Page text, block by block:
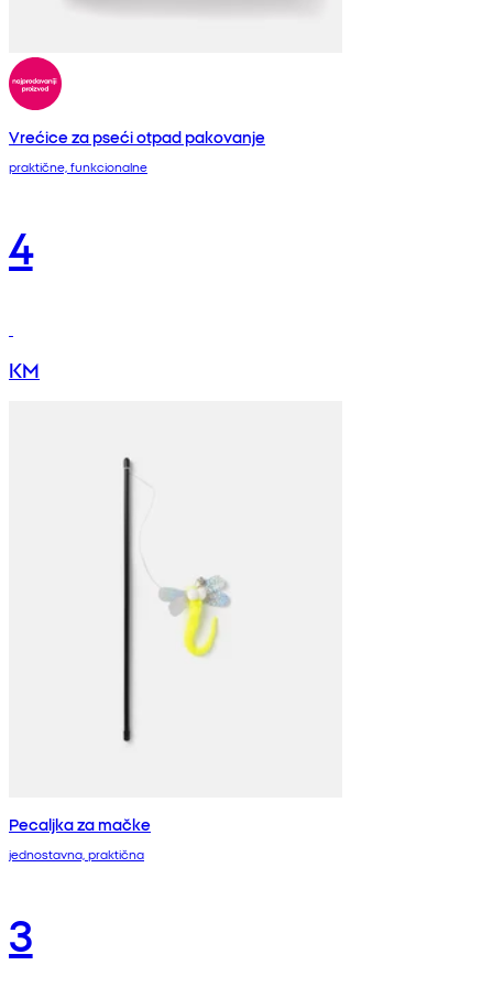
Vrećice za pseći otpad pakovanje
praktične, funkcionalne
4
KM
Pecaljka za mačke
jednostavna, praktična
3